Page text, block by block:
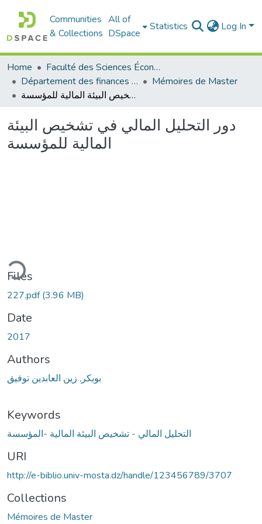
Communities
& Collections
All of
DSpace
Statistics Log In
Home
Faculté des Sciences Économiques Commerciales et des Sciences de Gestion
Département des finances et de comptabilité
Mémoires de Master
دور التحليل المالي في تشخيص البيئة المالية للمؤسسة
دور التحليل المالي في تشخيص البيئة
المالية للمؤسسة
Files
227.pdf(3.96 MB)
Date
2017
Authors
بوبكر, زين العابدين توفيق
Keywords
التحليل المالي - تشخيص البيئة المالية -المؤسسة
URI
http://e-biblio.univ-mosta.dz/handle/123456789/3707
Collections
Mémoires de Master